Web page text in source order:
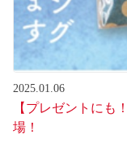
2025.01.06
【プレゼントにも
場！